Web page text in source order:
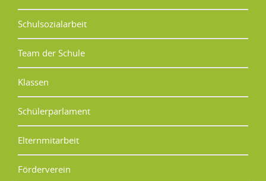
Schulsozialarbeit
Team der Schule
Klassen
Schülerparlament
Elternmitarbeit
Förderverein